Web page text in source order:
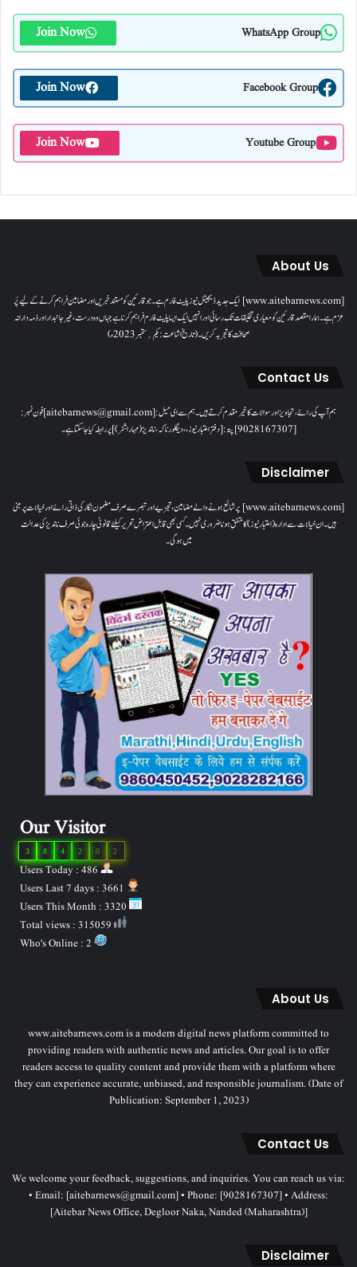
WhatsApp Group
Join Now
Facebook Group
Join Now
Youtube Group
Join Now
About Us
[www.aitebarnews.com] ایک جدید ڈیجیٹل نیوز پلیٹ فارم ہے۔ جو قارئین کو مستند خبریں اور مضامین فراہم کرنے کے لیے پُر
عزم ہے۔ ہمارا مقصدقارئین کو معیاری تخلیقات تک رسائی اور انہیں ایک ایسا پلیٹ فارم فراہم کرنا ہے جہاں وہ درست، غیر جانبدار اور ذمہ دارانہ
صحافت کا تجربہ کریں۔( تاریخ اشاعت : یکم؍ ستمبر 2023ء)
Contact Us
ہم آپ کی رائے، تجاویز اور سوالات کا خیرمقدم کرتے ہیں۔ ہم سےای میل: [aitebarnews@gmail.com]فون نمبر:
[9028167307]پتہ: [دفتر اعتبار نیوز، ، دیگلور ناکہ، ناندیڑ(مہاراشٹر) ] پر رابطہ کیا جاسکتا ہے۔
Disclaimer
[www.aitebarnews.com] پر شائع ہونے والے مضامین، تجزیے اور تبصرے صرف مضمون نگار کی ذاتی رائے اور خیالات پر مبنی
ہیں۔ ان خیالات سے ادارہ (اعتبار نیوز) کا متفق ہونا ضروری نہیں۔ کسی بھی قابل اعتراض تحریر کیلئے قانونی چارہ جوئی صرف ناندیڑ کی عدالت
میں ہوگی۔
Our Visitor
2
0
2
4
8
3
Users Today : 486
About Us
www.aitebarnews.com is a modern digital news platform committed to
providing readers with authentic news and articles. Our goal is to offer
readers access to quality content and provide them with a platform where
they can experience accurate, unbiased, and responsible journalism. (Date of
Publication: September 1, 2023)
Contact Us
We welcome your feedback, suggestions, and inquiries. You can reach us via:
• Email: [aitebarnews@gmail.com] • Phone: [9028167307] • Address:
[Aitebar News Office, Degloor Naka, Nanded (Maharashtra)]
Disclaimer